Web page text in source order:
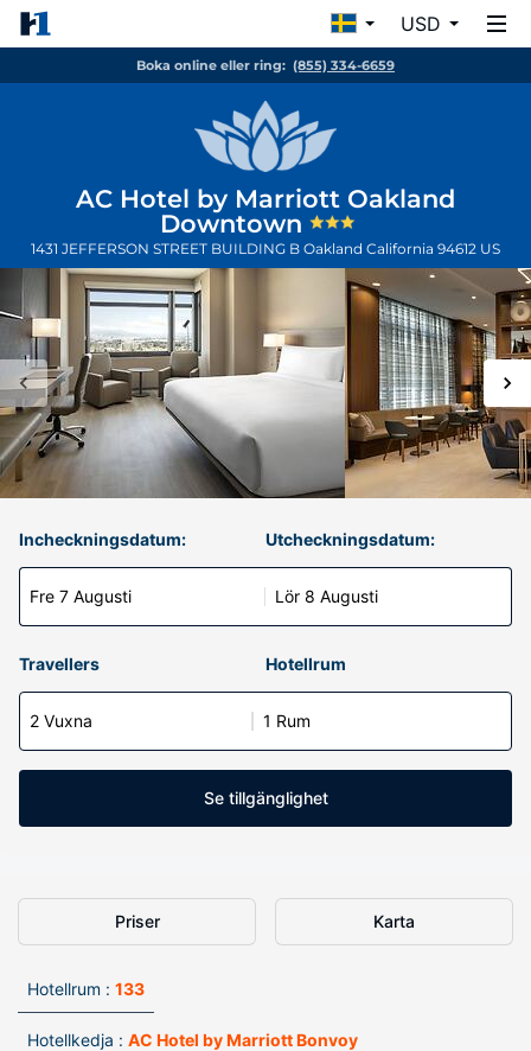
USD
Boka online eller ring: (855) 334-6659
AC Hotel by Marriott Oakland
Downtown
1431 JEFFERSON STREET BUILDING B Oakland California 94612 US
Incheckningsdatum:
Fre 7 Augusti
Utcheckningsdatum:
Lör 8 Augusti
Travellers Hotellrum
2 Vuxna 1 Rum
Se tillgänglighet
Priser Karta
Hotellrum : 133
Hotellkedja : AC Hotel by Marriott Bonvoy